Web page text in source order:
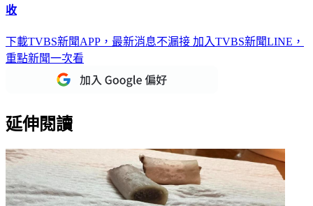
收
下載TVBS新聞APP，最新消息不漏接 加入TVBS新聞LINE，
重點新聞一次看
延伸閱讀